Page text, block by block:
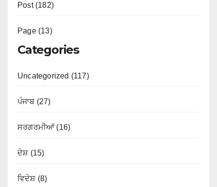
Post (182)
Page (13)
Categories
Uncategorized (117)
ਪੰਜਾਬ (27)
ਸਰਗਰਮੀਆਂ (16)
ਦੇਸ਼ (15)
ਵਿਦੇਸ਼ (8)